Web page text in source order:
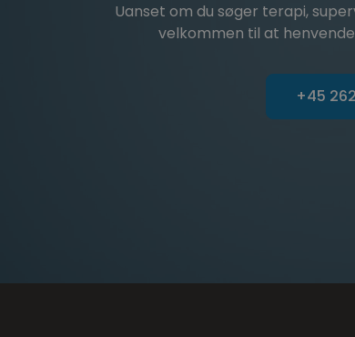
Uanset om du søger terapi,
velkommen til at
+45